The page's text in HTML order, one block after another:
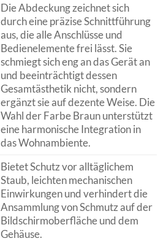
Die Abdeckung zeichnet sich
durch eine präzise Schnittführung
aus, die alle Anschlüsse und
Bedienelemente frei lässt. Sie
schmiegt sich eng an das Gerät an
und beeinträchtigt dessen
Gesamtästhetik nicht, sondern
ergänzt sie auf dezente Weise. Die
Wahl der Farbe Braun unterstützt
eine harmonische Integration in
das Wohnambiente.
Bietet Schutz vor alltäglichem
Staub, leichten mechanischen
Einwirkungen und verhindert die
Ansammlung von Schmutz auf der
Bildschirmoberfläche und dem
Gehäuse.